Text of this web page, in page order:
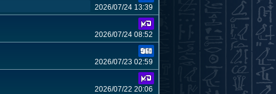
2026/07/24 13:39
2026/07/24 08:52
2026/07/23 02:59
2026/07/22 20:06